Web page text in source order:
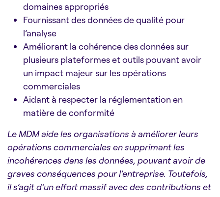
domaines appropriés
Fournissant des données de qualité pour
l’analyse
Améliorant la cohérence des données sur
plusieurs plateformes et outils pouvant avoir
un impact majeur sur les opérations
commerciales
Aidant à respecter la réglementation en
matière de conformité
Le MDM aide les organisations à améliorer leurs
opérations commerciales en supprimant les
incohérences dans les données, pouvant avoir de
graves conséquences pour l’entreprise. Toutefois,
il s’agit d’un effort massif avec des contributions et